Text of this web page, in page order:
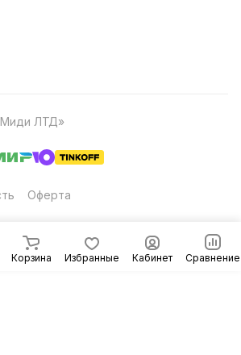
Корзина Избранные Кабинет Сравнение
ЛТД»
Оферта